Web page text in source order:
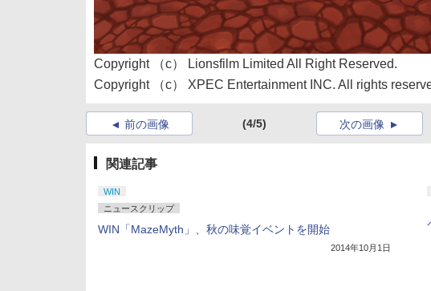
Copyright （c） Lionsfilm Limited All Right Reserved.
Copyright （c） XPEC Entertainment INC. All rights
前の画像 (4/5) 次の画像
関連記事
WIN
ニュースクリップ
WIN「MazeMyth」、秋の味覚イベントを開始
2014年10月1日